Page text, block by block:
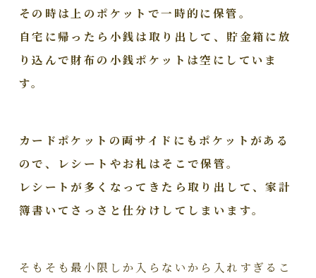
その時は上のポケットで一時的に保管。
自宅に帰ったら小銭は取り出して、貯金箱に放
り込んで財布の小銭ポケットは空にしていま
す。
カードポケットの両サイドにもポケットがある
ので、レシートやお札はそこで保管。
レシートが多くなってきたら取り出して、家計
簿書いてさっさと仕分けしてしまいます。
そもそも最小限しか入らないから入れすぎるこ